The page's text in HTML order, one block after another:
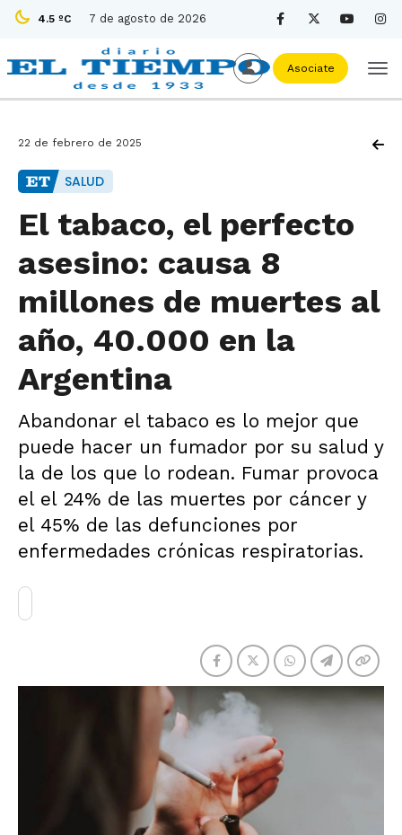
4.5 ºC 7 de agosto de 2026
Asociate
22 de febrero de 2025
SALUD
El tabaco, el perfecto
asesino: causa 8
millones de muertes al
año, 40.000 en la
Argentina
Abandonar el tabaco es lo mejor que
puede hacer un fumador por su salud y
la de los que lo rodean. Fumar provoca
el el 24% de las muertes por cáncer y
el 45% de las defunciones por
enfermedades crónicas respiratorias.